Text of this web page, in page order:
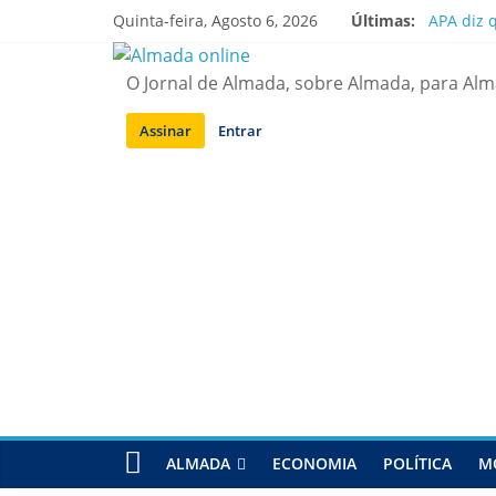
Quinta-feira, Agosto 6, 2026 Últimas:
APA diz
Ponte
O Jornal de Almada, sobre Almada, para
Assinar Entrar
ALMADA ECONOMIA POLÍTICA